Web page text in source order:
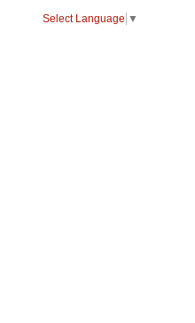
Select Language ▼